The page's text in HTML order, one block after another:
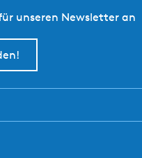
unseren Newsletter an